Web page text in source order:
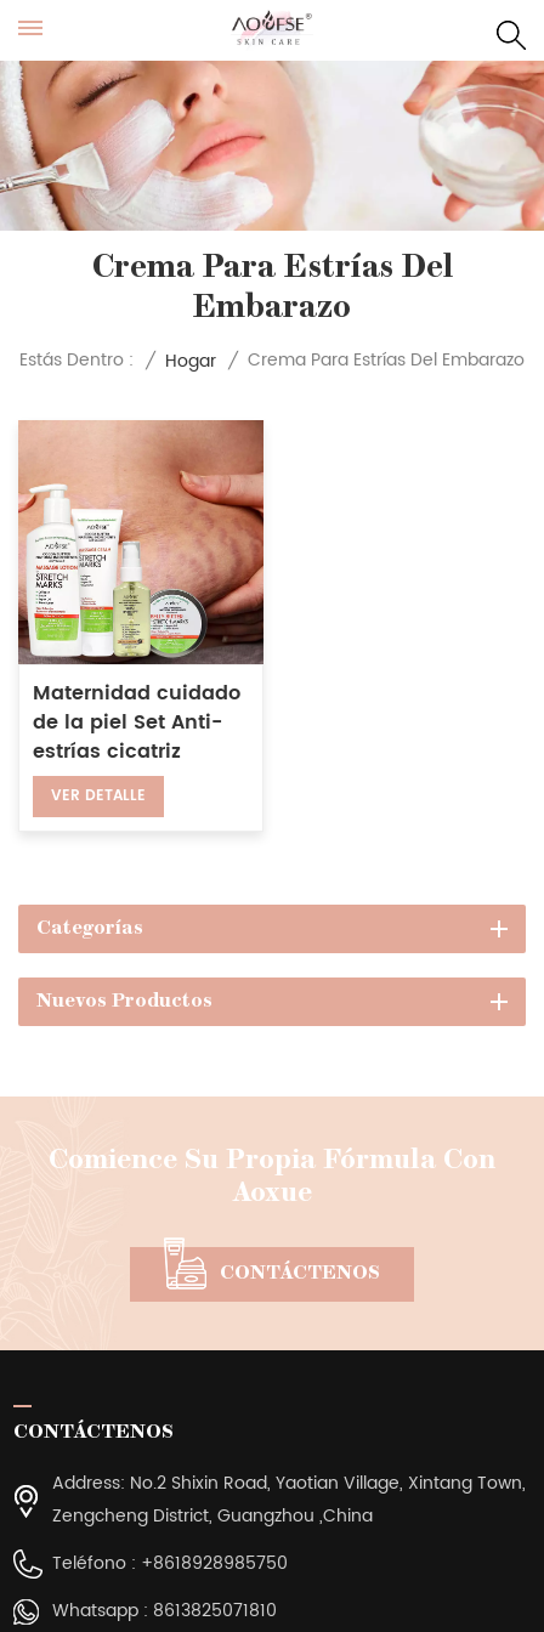
Crema Para Estrías Del
Embarazo
Estás Dentro : / Hogar / Crema Para Estrías Del Embarazo
Maternidad cuidado
de la piel Set Anti-
estrías cicatriz
reparación aceite
masaje crema
VER DETALLE
Categorías
Nuevos Productos
Comience Su Propia Fórmula Con
Aoxue
CONTÁCTENOS
CONTÁCTENOS
Address: No.2 Shixin Road, Yaotian Village, Xintang Town,
Zengcheng District, Guangzhou ,China
Teléfono : +8618928985750
Whatsapp : 8613825071810